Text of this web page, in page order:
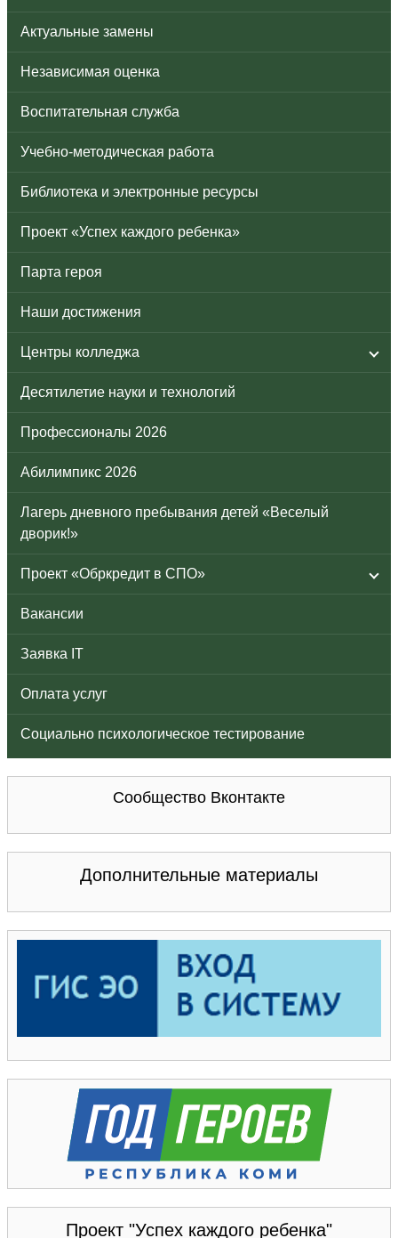
Актуальные замены
Независимая оценка
Воспитательная служба
Учебно-методическая работа
Библиотека и электронные ресурсы
Проект «Успех каждого ребенка»
Парта героя
Наши достижения
Центры колледжа
Десятилетие науки и технологий
Профессионалы 2026
Абилимпикс 2026
Лагерь дневного пребывания детей «Веселый
дворик!»
Проект «Обркредит в СПО»
Вакансии
Заявка IT
Оплата услуг
Социально психологическое тестирование
Сообщество Вконтакте
Дополнительные материалы
Проект "Успех каждого ребенка"